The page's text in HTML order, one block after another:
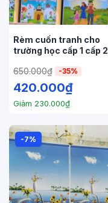
Rèm cuốn tranh cho
trường học cấp 1 cấp 2
650.000₫ -35%
420.000₫
Giảm 230.000₫
-7%